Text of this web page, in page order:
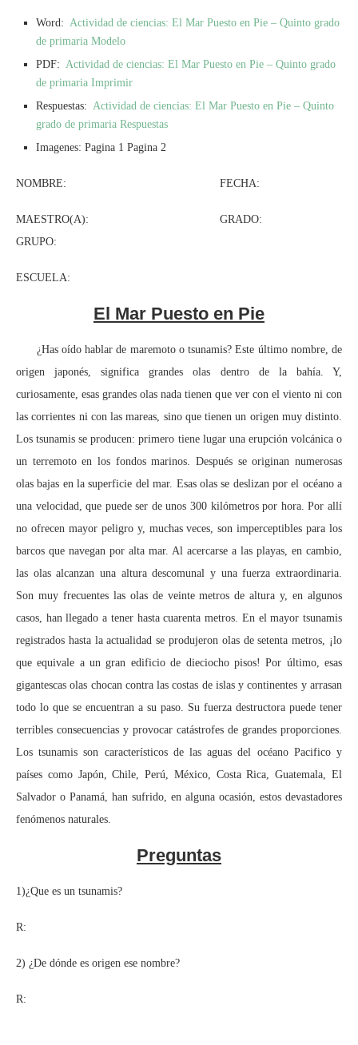
Word: Actividad de ciencias: El Mar Puesto en Pie – Quinto grado
de primaria Modelo
PDF: Actividad de ciencias: El Mar Puesto en Pie – Quinto grado
de primaria Imprimir
Respuestas: Actividad de ciencias: El Mar Puesto en Pie – Quinto
grado de primaria Respuestas
Imagenes: Pagina 1 Pagina 2
NOMBRE: FECHA:
MAESTRO(A): GRADO:
GRUPO:
ESCUELA:
El Mar Puesto en Pie
¿Has oído hablar de maremoto o tsunamis? Este último nombre, de
origen japonés, significa grandes olas dentro de la bahía. Y,
curiosamente, esas grandes olas nada tienen que ver con el viento ni con
las corrientes ni con las mareas, sino que tienen un origen muy distinto.
Los tsunamis se producen: primero tiene lugar una erupción volcánica o
un terremoto en los fondos marinos. Después se originan numerosas
olas bajas en la superficie del mar. Esas olas se deslizan por el océano a
una velocidad, que puede ser de unos 300 kilómetros por hora. Por allí
no ofrecen mayor peligro y, muchas veces, son imperceptibles para los
barcos que navegan por alta mar. Al acercarse a las playas, en cambio,
las olas alcanzan una altura descomunal y una fuerza extraordinaria.
Son muy frecuentes las olas de veinte metros de altura y, en algunos
casos, han llegado a tener hasta cuarenta metros. En el mayor tsunamis
registrados hasta la actualidad se produjeron olas de setenta metros, ¡lo
que equivale a un gran edificio de dieciocho pisos! Por último, esas
gigantescas olas chocan contra las costas de islas y continentes y arrasan
todo lo que se encuentran a su paso. Su fuerza destructora puede tener
terribles consecuencias y provocar catástrofes de grandes proporciones.
Los tsunamis son característicos de las aguas del océano Pacifico y
países como Japón, Chile, Perú, México, Costa Rica, Guatemala, El
Salvador o Panamá, han sufrido, en alguna ocasión, estos devastadores
fenómenos naturales.
Preguntas
1)¿Que es un tsunamis?
R:
2) ¿De dónde es origen ese nombre?
R: